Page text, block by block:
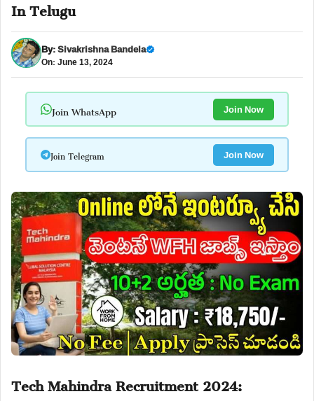
In Telugu
By:Sivakrishna Bandela
On: June 13, 2024
Join WhatsApp Join Now
Join Telegram Join Now
Tech Mahindra Recruitment 2024: